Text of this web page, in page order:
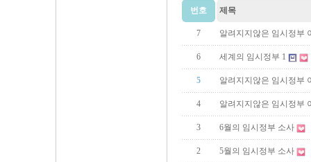
번호 제목
7 알려지지않은 임시정부
6 세계의 임시정부 1
5 알려지지않은 임시정부
4 알려지지않은 임시정부
3 6월의 임시정부 소사
2 5월의 임시정부 소사